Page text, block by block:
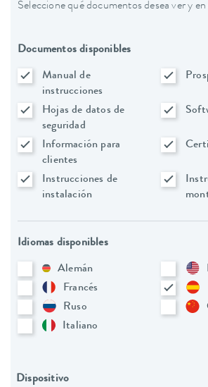
Seleccione qué documentos desea ver y
Documentos disponibles
Manual de
instrucciones
Hojas de datos de
seguridad
Información para
clientes
Instrucciones de
instalación
Idiomas disponibles
Alemán
Francés
Ruso
Italiano
Dispositivo